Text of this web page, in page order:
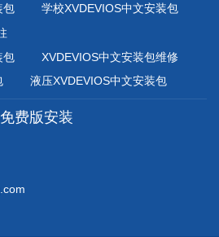
包
学校XVDEVIOS中文安装包
包
XVDEVIOS中文安装包维修
液压XVDEVIOS中文安装包
费版安装